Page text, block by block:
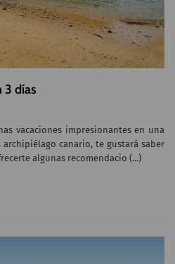
3 días
vacaciones impresionantes en una
archipiélago canario, te gustará saber
algunas recomendacio (...)